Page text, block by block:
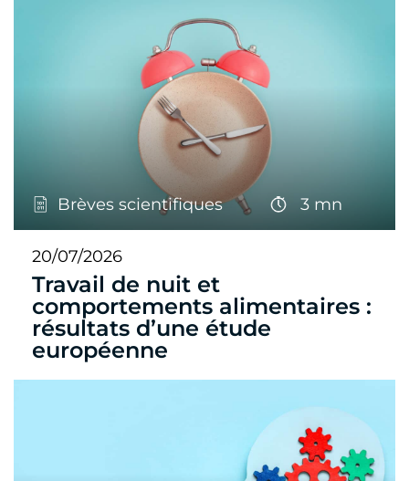
Brèves scientifiques 3 mn
20/07/2026
Travail de nuit et
comportements alimentaires :
résultats d’une étude
européenne